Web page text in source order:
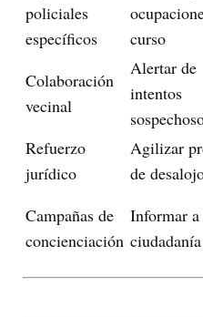
policiales
específicos
curso
Colaboración
vecinal
Alertar de
intentos
Refuerzo
jurídico
Agilizar
de
Campañas de
concienciación
Informar
ciudadanía